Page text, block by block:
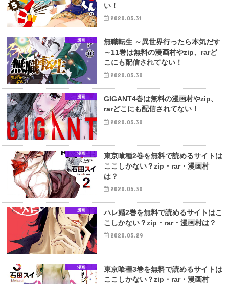
い！
2020.05.31
漫画
無職転生 ～異世界行ったら本気だす
～11巻は無料の漫画村やzip、rarど
こにも配信されてない！
2020.05.30
漫画
GIGANT4巻は無料の漫画村やzip、
rarどこにも配信されてない！
2020.05.30
漫画
東京喰種2巻を無料で読めるサイトは
ここしかない？zip・rar・漫画村
は？
2020.05.30
漫画
ハレ婚2巻を無料で読めるサイトはこ
こしかない？zip・rar・漫画村は？
2020.05.29
漫画
東京喰種3巻を無料で読めるサイトは
ここしかない？zip・rar・漫画村